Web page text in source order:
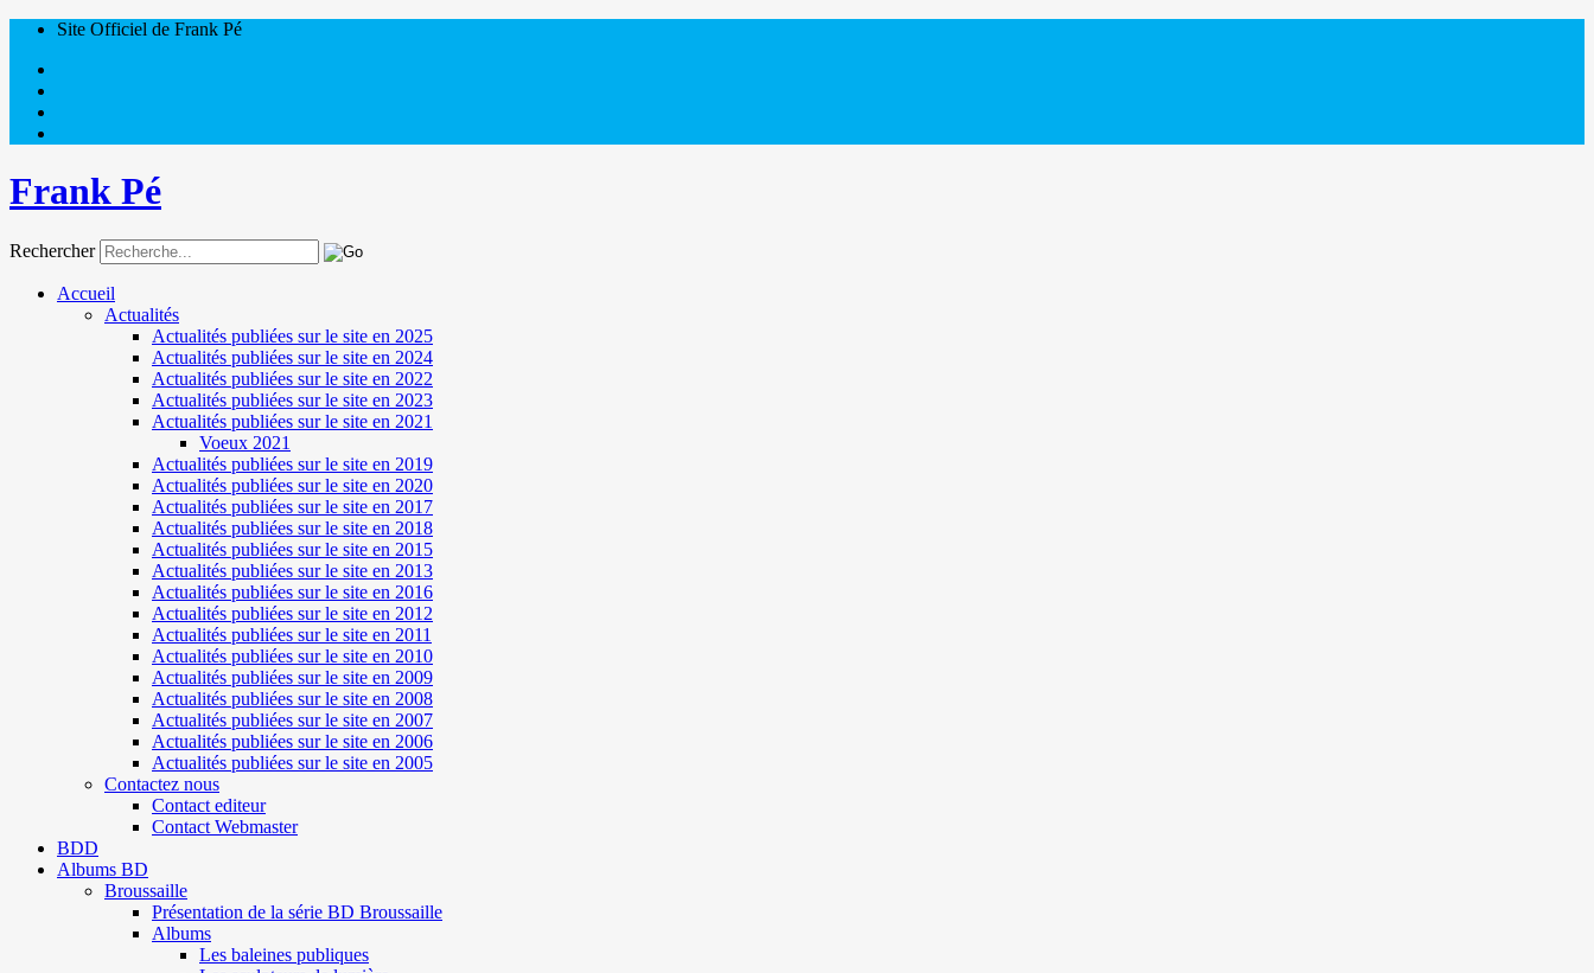
Site Officiel de Frank Pé
Frank Pé
Rechercher
Accueil
Actualités
Actualités publiées sur le site en 2025
Actualités publiées sur le site en 2024
Actualités publiées sur le site en 2022
Actualités publiées sur le site en 2023
Actualités publiées sur le site en 2021
Voeux 2021
Actualités publiées sur le site en 2019
Actualités publiées sur le site en 2020
Actualités publiées sur le site en 2017
Actualités publiées sur le site en 2018
Actualités publiées sur le site en 2015
Actualités publiées sur le site en 2013
Actualités publiées sur le site en 2016
Actualités publiées sur le site en 2012
Actualités publiées sur le site en 2011
Actualités publiées sur le site en 2010
Actualités publiées sur le site en 2009
Actualités publiées sur le site en 2008
Actualités publiées sur le site en 2007
Actualités publiées sur le site en 2006
Actualités publiées sur le site en 2005
Contactez nous
Contact editeur
Contact Webmaster
BDD
Albums BD
Broussaille
Présentation de la série BD Broussaille
Albums
Les baleines publiques